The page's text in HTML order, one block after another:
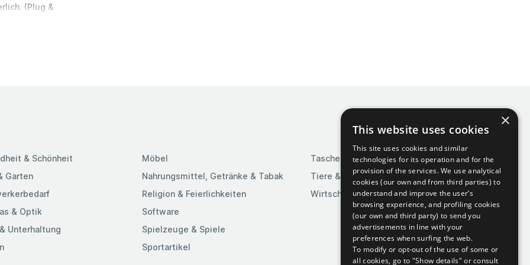
(Plug &
Sie die
um 100
und
& Schönheit
Garten
& Optik
Unterhaltung
Möbel
Nahrungsmittel, Getränke & Tabak
Religion & Feierlichkeiten
Software
Spielzeuge & Spiele
Sportartikel
Taschen & Gepäck
Tiere & Tierbedarf
Wirtschaft & Industrie
×
This website uses cookies
This site uses cookies and similar
technologies for its operation and for the
provision of the services. We use analytical
cookies (our own and from third parties) to
understand and improve the user’s
browsing experience, and profiling cookies
(our own and third party) to send you
advertisements in line with your
preferences when surfing the web.
To modify or opt-out of the use of some or
all cookies, go to "Show details" or consult